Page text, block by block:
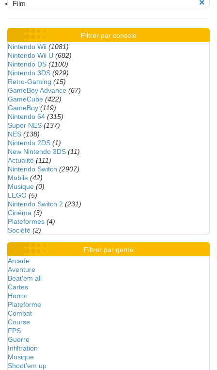
Film
Filtrer par console
Nintendo Wii (1081)
Nintendo Wii U (682)
Nintendo DS (1100)
Nintendo 3DS (929)
Retro-Gaming (15)
GameBoy Advance (67)
GameCube (422)
GameBoy (119)
Nintendo 64 (315)
Super NES (137)
NES (138)
Nintendo 2DS (1)
New Nintendo 3DS (11)
Actualité (111)
Nintendo Switch (2907)
Mobile (42)
Musique (0)
LEGO (5)
Nintendo Switch 2 (231)
Cinéma (3)
Plateformes (4)
Société (2)
Filtrer par genre
Arcade
Aventure
Beat'em all
Cartes
Horror
Plateforme
Combat
Course
FPS
Guerre
Infiltration
Musique
Shoot'em up